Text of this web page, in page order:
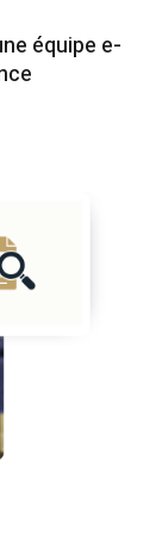
équipe e-